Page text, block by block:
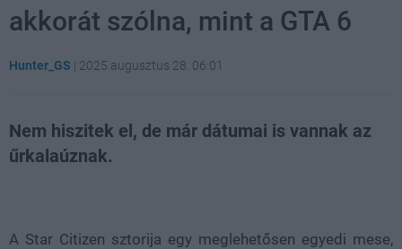
akkorát szólna, mint a GTA 6
Hunter_GS | 2025 augusztus 28. 06:01
Nem hiszitek el, de már dátumai is vannak az
űrkalaúznak.
A Star Citizen sztorija egy meglehetősen egyedi mese,